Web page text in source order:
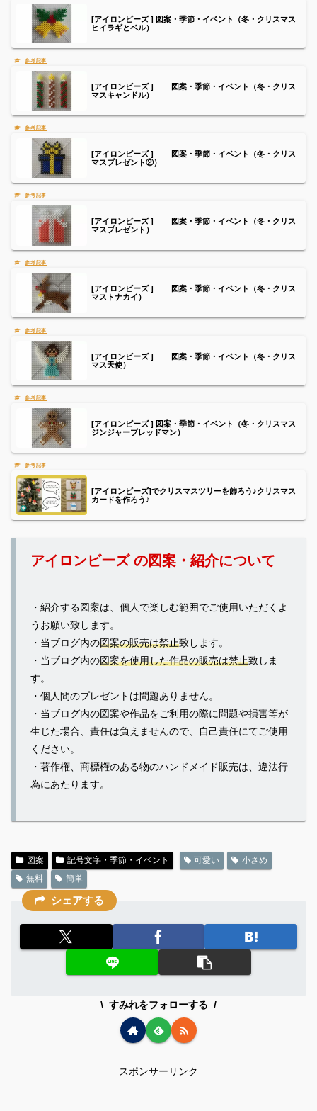
[アイロンビーズ ] 図案・季節・イベント（冬・クリスマス
ヒイラギとベル）
[アイロンビーズ ] 図案・季節・イベント（冬・クリス
マスキャンドル）
[アイロンビーズ ] 図案・季節・イベント（冬・クリス
マスプレゼント②）
[アイロンビーズ ] 図案・季節・イベント（冬・クリス
マスプレゼント）
[アイロンビーズ ] 図案・季節・イベント（冬・クリス
マストナカイ）
[アイロンビーズ ] 図案・季節・イベント（冬・クリス
マス天使）
[アイロンビーズ ] 図案・季節・イベント（冬・クリスマス
ジンジャーブレッドマン）
[アイロンビーズ]でクリスマスツリーを飾ろう♪クリスマス
カードを作ろう♪
アイロンビーズ の図案・紹介について
・紹介する図案は、個人で楽しむ範囲でご使用いただくよ
うお願い致します。
・当ブログ内の図案の販売は禁止致します。
・当ブログ内の図案を使用した作品の販売は禁止致しま
す。
・個人間のプレゼントは問題ありません。
・当ブログ内の図案や作品をご利用の際に問題や損害等が
生じた場合、責任は負えませんので、自己責任にてご使用
ください。
・著作権、商標権のある物のハンドメイド販売は、違法行
為にあたります。
図案 記号文字・季節・イベント 可愛い
小さめ
無料
簡単
シェアする
すみれをフォローする
スポンサーリンク